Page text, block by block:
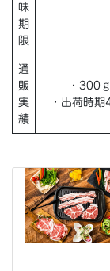
味
期
限
通
販
実
績
・300
・出荷時